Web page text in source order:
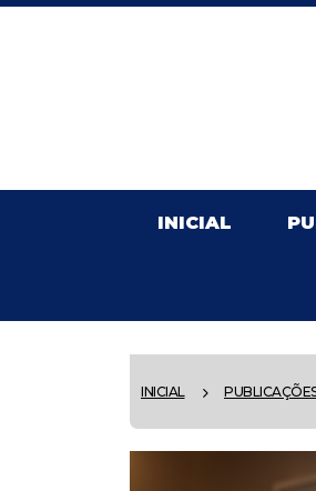
INICIAL
INICIAL